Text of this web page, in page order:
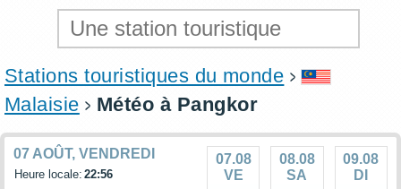
Stations touristiques du monde
Malaisie
Météo à Pangkor
07 AOÛT, VENDREDI
Heure locale: 22:56
07.08
VE
08.08
SA
09.08
DI